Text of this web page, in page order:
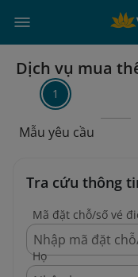
Dịch vụ mua
1
Mẫu yêu cầu
Tra cứu thông
Mã đặt chỗ/số vé
Họ